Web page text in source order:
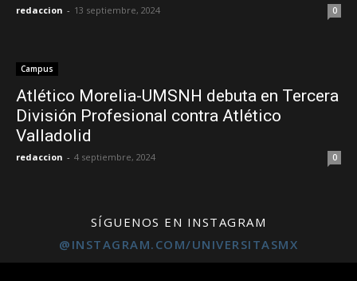
redaccion - 13 septiembre, 2024 0
Campus
Atlético Morelia-UMSNH debuta en Tercera
División Profesional contra Atlético
Valladolid
redaccion - 4 septiembre, 2024 0
SÍGUENOS EN INSTAGRAM
@INSTAGRAM.COM/UNIVERSITASMX